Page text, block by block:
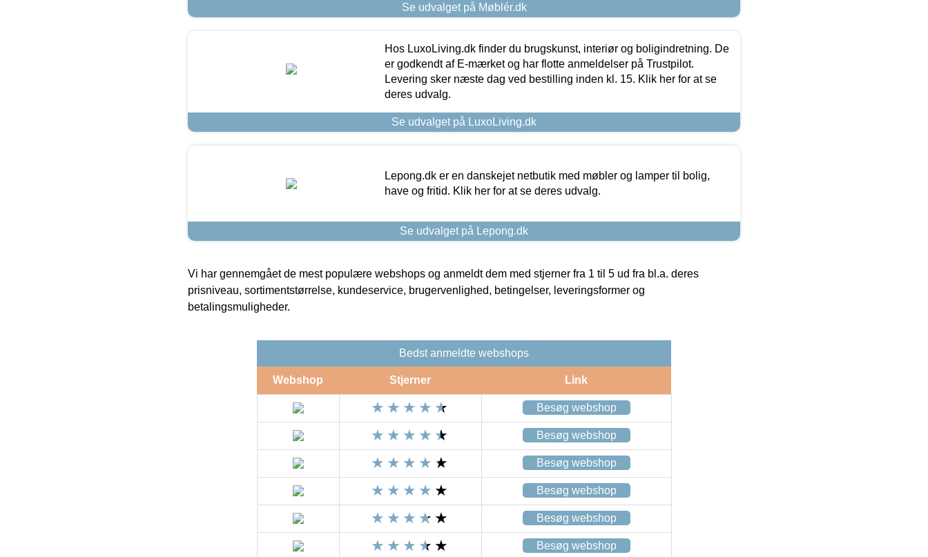
Se udvalget på Møblér.dk
Hos LuxoLiving.dk finder du brugskunst, interiør og boligindretning. De
er godkendt af E-mærket og har flotte anmeldelser på Trustpilot.
Levering sker næste dag ved bestilling inden kl. 15. Klik her for at se
deres udvalg.
Se udvalget på LuxoLiving.dk
Lepong.dk er en danskejet netbutik med møbler og lamper til bolig,
have og fritid. Klik her for at se deres udvalg.
Se udvalget på Lepong.dk
Vi har gennemgået de mest populære webshops og anmeldt dem med stjerner fra 1 til 5 ud fra bl.a. deres
prisniveau, sortimentstørrelse, kundeservice, brugervenlighed, betingelser, leveringsformer og
betalingsmuligheder.
Bedst anmeldte webshops
Webshop Stjerner Link
Besøg webshop
Besøg webshop
Besøg webshop
Besøg webshop
Besøg webshop
Besøg webshop